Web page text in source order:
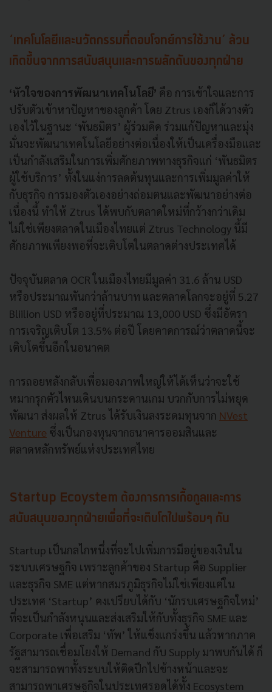
‘เทคโนโลยีและนวัตกรรมที่ตอบโจทย์การใช้งาน’ ล้วน
เกิดขึ้นจากการสนับสนุนและการผลักดันของทุกฝ่าย
‘หัวใจของการพัฒนาเทคโนโลยี’ คือ การเข้าใจและการ
ปรับตัวเข้าหาปัญหาของลูกค้า โดย Ztrus เองก็ได้วางตัว
เองไว้ในฐานะ ‘พันธมิตร’ ผู้ร่วมคิด ร่วมแก้ปัญหาและมุ่ง
มั่นจะพัฒนาเทคโนโลยีอย่างต่อเนื่องให้เป็นเครื่องมือและ
เป็นกำลังเสริมในการเพิ่มศักยภาพทางธุรกิจแก่ ‘พันธมิตร
ผู้ใช้บริการ’ ทั้งในแง่การลดต้นทุนและการเพิ่มมูลค่าให้
กับธุรกิจ การมองตัวเองอย่างถ่อมตนและพัฒนาอย่างต่อ
เนื่องนี้ ทำให้ Ztrus ได้พบกับตลาดใหม่ที่กว้างกว่าเดิม
ไม่ใช่เพียงตลาดในเมืองไทยแต่ Ztrus Technology นี้มี
ศักยภาพเพียงพอที่จะเติบโตในตลาดต่างประเทศได้
ปัจจุบันตลาด OCR ในเมืองไทยมีมูลค่า 31.6 ล้าน USD
หรือประมาณพันกว่าล้านบาท และตลาดโลกจะอยู่ที่ 5.27
Bliilion USD หรืออยู่ที่ประมาณ 13,000 USD ซึ่งมีอัตรา
การเจริญเติบโต 13.5% ต่อปี โดยคาดการณ์ว่าตลาดนี้จะ
เติบโตขึ้นอีกในอนาคต
การถอยหลังกลับเพื่อมองภาพใหญ่ให้ได้เห็นว่าจะใช้
หมากรุกตัวไหนเดินบนกระดานเกม บวกกับการไม่หยุด
พัฒนา ส่งผลให้ Ztrus ได้รับเงินลงระดมทุนจาก NVest
Venture ซึ่งเป็นกองทุนจากธนาคารออมสินและ
ตลาดหลักทรัพย์แห่งประเทศไทย
Startup Ecoystem ต้องการการเกื้อกูลและการ
สนับสนุนของทุกฝ่ายเพื่อที่จะเติบโตไปพร้อมๆ กัน
Startup เป็นกลไกหนึ่งที่จะไปเพิ่มการมีอยู่ของเงินใน
ระบบเศรษฐกิจ เพราะลูกค้าของ Startup คือ Supplier
และธุรกิจ SME แต่หากสมรภูมิธุรกิจไม่ใช่เพียงแค่ใน
ประเทศ ‘Startup’ คงเปรียบได้กับ ‘นักรบเศรษฐกิจใหม่’
ที่จะเป็นกำลังหนุนและส่งเสริมให้กับทั้งธุรกิจ SME และ
Corporate เพื่อเสริม ‘ทัพ’ ให้แข็งแกร่งขึ้น แล้วหากภาค
รัฐสามารถเชื่อมโยงให้ Demand กับ Supply มาพบกันได้ ก็
จะสามารถพาทั้งระบบให้ติดปีกไปข้างหน้าและจะ
สามารถพาเศรษฐกิจในประเทศรอดได้ทั้ง Ecosystem